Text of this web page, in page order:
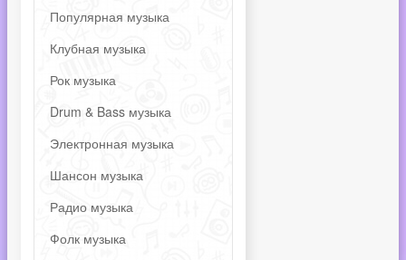
Популярная музыка
Клубная музыка
Рок музыка
Drum & Bass музыка
Электронная музыка
Шансон музыка
Радио музыка
Фолк музыка